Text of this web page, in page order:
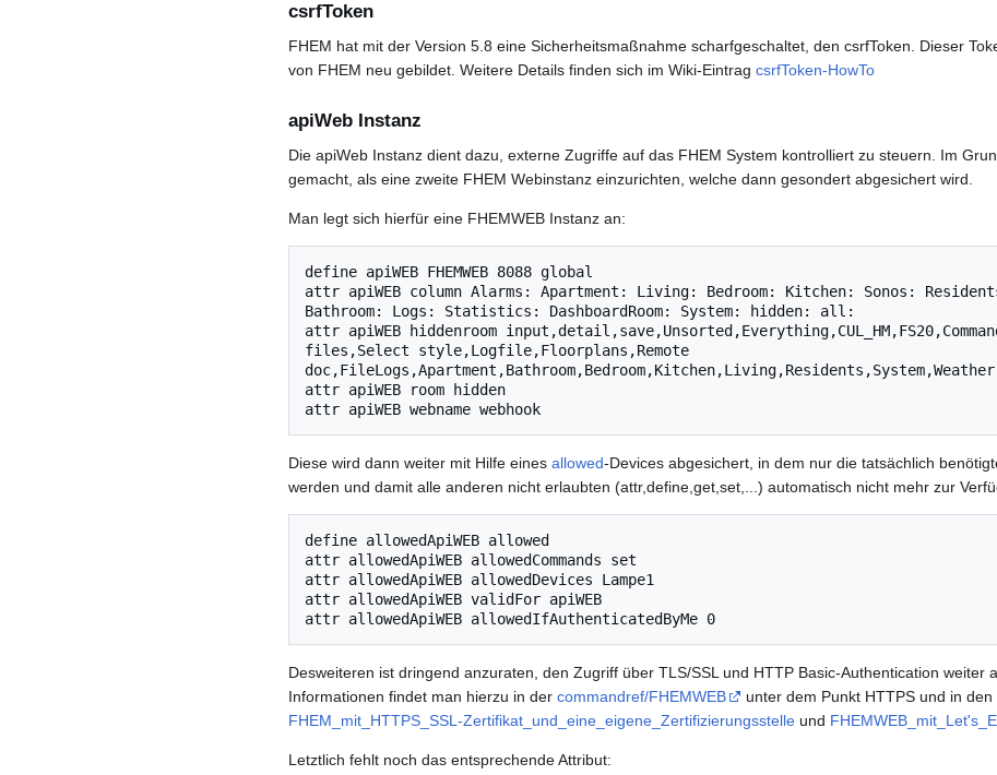
csrfToken
FHEM hat mit der Version 5.8 eine Sicherheitsmaßnahme scharfgeschaltet, den csrfToken. Dieser
von FHEM neu gebildet. Weitere Details finden sich im Wiki-Eintrag csrfToken-HowTo
apiWeb Instanz
Die apiWeb Instanz dient dazu, externe Zugriffe auf das FHEM System kontrolliert zu steuern. Im
gemacht, als eine zweite FHEM Webinstanz einzurichten, welche dann gesondert abgesichert wird.
Man legt sich hierfür eine FHEMWEB Instanz an:
define apiWEB FHEMWEB 8088 global
attr apiWEB column Alarms: Apartment: Living: Bedroom: Kitchen: Sonos:
Bathroom: Logs: Statistics: DashboardRoom: System: hidden: all:
attr apiWEB hiddenroom
files,Select style,Logfile,Floorplans,Remote
attr apiWEB room hidden
Diese wird dann weiter mit Hilfe eines allowed-Devices abgesichert, in dem nur die tatsächlich
werden und damit alle anderen nicht erlaubten (attr,define,get,set,...) automatisch nicht mehr zur
define allowedApiWEB allowed
attr allowedApiWEB allowedCommands set
attr allowedApiWEB allowedDevices Lampe1
attr allowedApiWEB validFor apiWEB
Desweiteren ist dringend anzuraten, den Zugriff über TLS/SSL und HTTP Basic-Authentication weiter
Informationen findet man hierzu in der commandref/FHEMWEB
unter dem Punkt HTTPS und in den
FHEM_mit_HTTPS_SSL-Zertifikat_und_eine_eigene_Zertifizierungsstelle und
Letztlich fehlt noch das entsprechende Attribut: